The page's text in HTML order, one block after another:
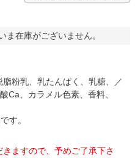
ま在庫がございません。
粉乳、乳たんぱく、乳糖、／
Ca、カラメル色素、香料、
す。
ますので、予めご了承下さ